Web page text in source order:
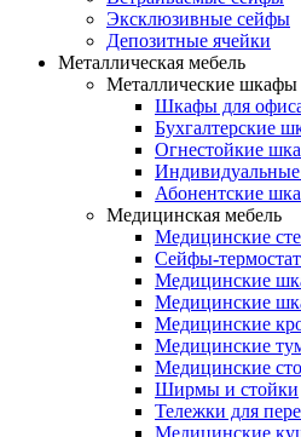
Эксклюзивные сейфы
Депозитные ячейки
Металлическая мебель
Металлические шкафы
Шкафы для
Бухгалтерские
Огнестойкие
Абонентские
Медицинская мебель
Медицинские
Сейфы-
Медицинские
Медицинские
Медицинские
Медицинские
Медицинские
Ширмы и стойки
Тележки для
Медицинские